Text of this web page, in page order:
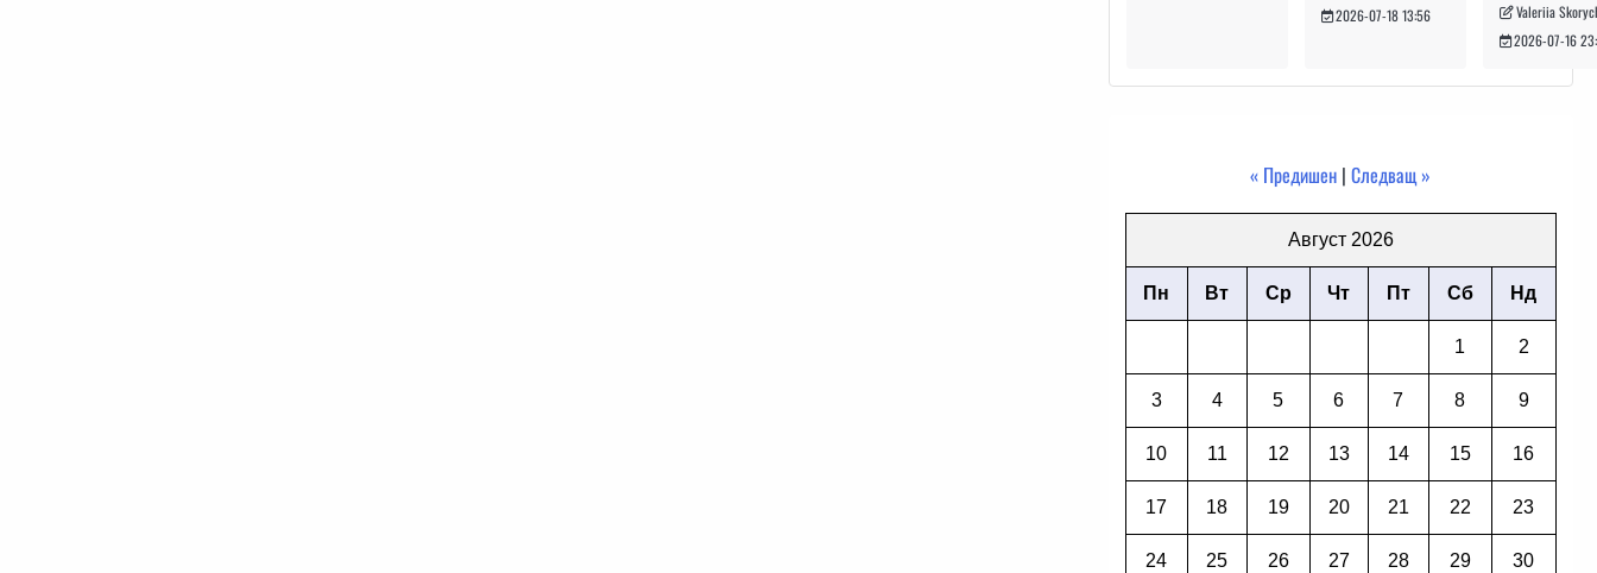
2026-07-18 13:56
Valeriia
2026-07-16
« Предишен |Следващ »
Август 2026
Пн Вт Ср Чт Пт Сб Нд
1 2
3 4 5 6 7 8 9
10 11 12 13 14 15 16
17 18 19 20 21 22 23
24 25 26 27 28 29 30